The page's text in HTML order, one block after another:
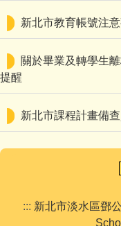
教師專區
家長園地
學習資源
新北市教育帳號注
關於畢業及轉學生
提醒
新北市課程計畫備
::: 新北市淡水區鄧